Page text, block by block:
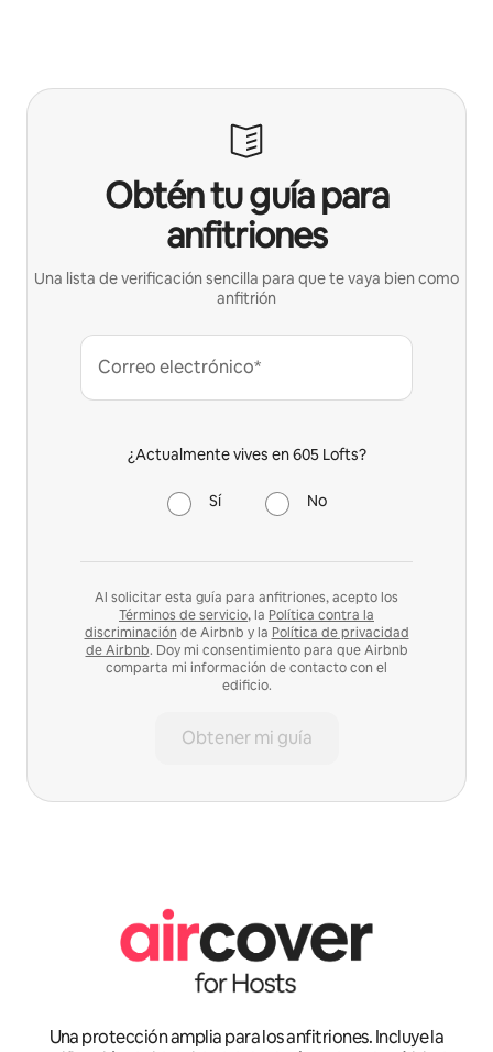
Obtén tu guía para
anfitriones
Una lista de verificación sencilla para que te vaya bien como
anfitrión
Correo electrónico*
¿Actualmente vives en 605 Lofts?
Sí No
Al solicitar esta guía para anfitriones, acepto los
Términos de servicio, la Política contra la
discriminación de Airbnb y la Política de privacidad
de Airbnb. Doy mi consentimiento para que Airbnb
comparta mi información de contacto con el
edificio.
Obtener mi guía
Una protección amplia para los anfitriones. Incluye la